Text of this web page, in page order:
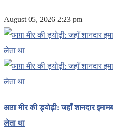
August 05, 2026 2:23 pm
आग़ा मीर की ड्योढ़ी: जहाँ शानदार
लेता था